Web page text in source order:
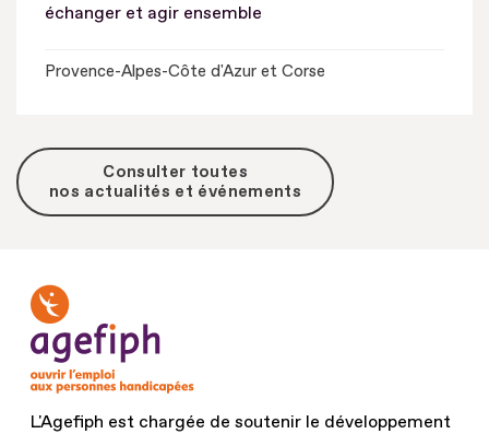
échanger et agir ensemble
Provence-Alpes-Côte d'Azur et Corse
Consulter toutes
nos actualités et événements
L'Agefiph est chargée de soutenir le développement